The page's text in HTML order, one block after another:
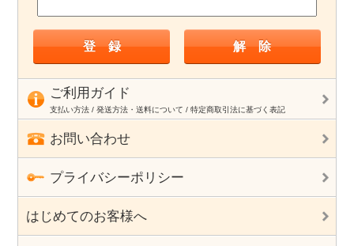
ご利用ガイド
支払い方法 / 発送方法・送料について / 特定商取引法に基づく表記
お問い合わせ
プライバシーポリシー
はじめてのお客様へ